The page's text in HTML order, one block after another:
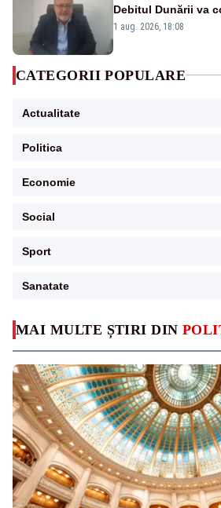
MAI MULTE ȘTIRI DIN
Debitul Dunării va
Cernavodă s-ar
1 aug. 2026, 18:08
CATEGORII POPULARE
Actualitate
Politica
Economie
Social
Sport
Sanatate